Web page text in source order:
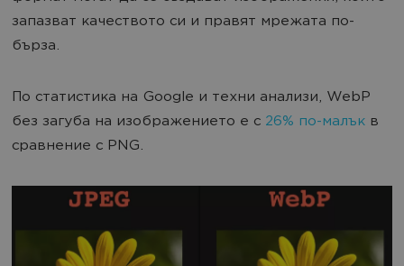
запазват качеството си и правят мрежата по-
бърза.
По статистика на Google и техни анализи, WebP
без загуба на изображението е с 26% по-малък в
сравнение с PNG.